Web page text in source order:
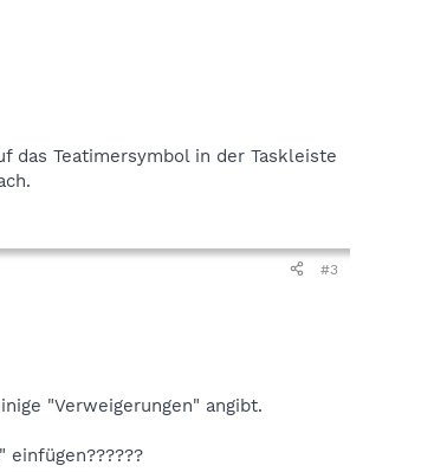
das Teatimersymbol in der Taskleiste
#3
"Verweigerungen" angibt.